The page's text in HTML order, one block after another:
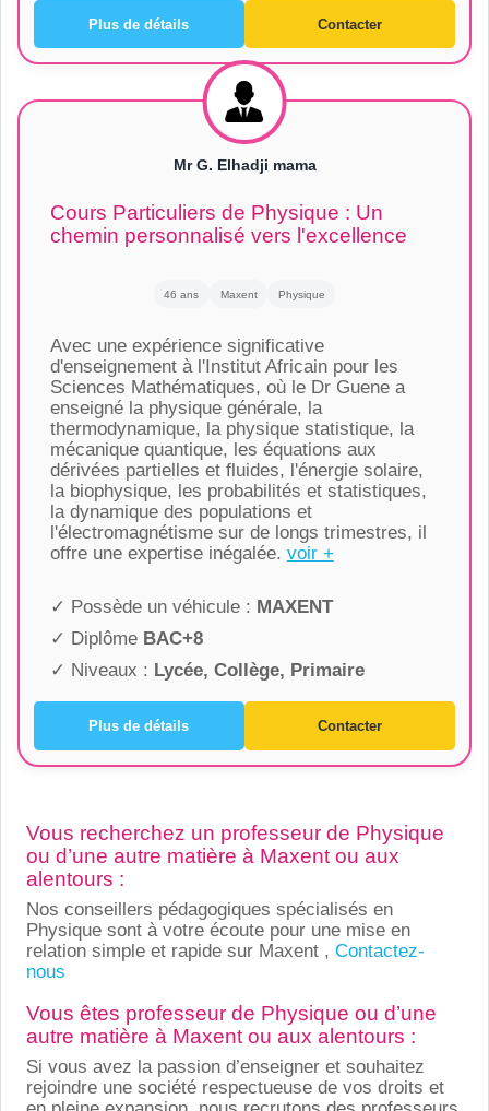
Plus de détails Contacter
Mr G. Elhadji mama
Cours Particuliers de Physique : Un
chemin personnalisé vers l'excellence
46 ans Maxent Physique
Avec une expérience significative
d'enseignement à l'Institut Africain pour les
Sciences Mathématiques, où le Dr Guene a
enseigné la physique générale, la
thermodynamique, la physique statistique, la
mécanique quantique, les équations aux
dérivées partielles et fluides, l'énergie solaire,
la biophysique, les probabilités et statistiques,
la dynamique des populations et
l'électromagnétisme sur de longs trimestres, il
offre une expertise inégalée. voir +
✓ Possède un véhicule : MAXENT
✓ Diplôme BAC+8
✓ Niveaux : Lycée, Collège, Primaire
Plus de détails Contacter
Vous recherchez un professeur de Physique
ou d’une autre matière à Maxent ou aux
alentours :
Nos conseillers pédagogiques spécialisés en
Physique sont à votre écoute pour une mise en
relation simple et rapide sur Maxent , Contactez-
nous
Vous êtes professeur de Physique ou d’une
autre matière à Maxent ou aux alentours :
Si vous avez la passion d’enseigner et souhaitez
rejoindre une société respectueuse de vos droits et